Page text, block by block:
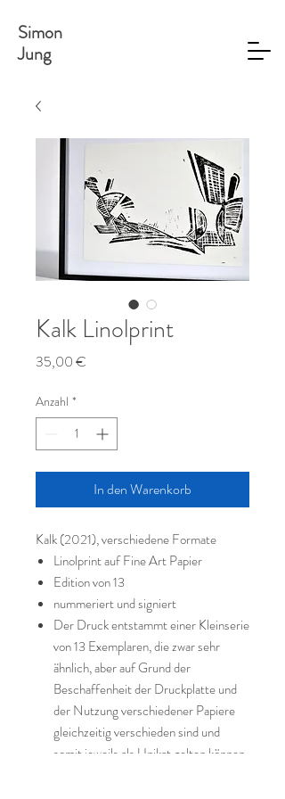
Simon
Jung
Kalk Linolprint
35,00 €
Anzahl *
In den Warenkorb
Kalk (2021), verschiedene Formate
Linolprint auf Fine Art Papier
Edition von 13
nummeriert und signiert
Der Druck entstammt einer Kleinserie
von 13 Exemplaren, die zwar sehr
ähnlich, aber auf Grund der
Beschaffenheit der Druckplatte und
der Nutzung verschiedener Papiere
gleichzeitig verschieden sind und
somit jeweils als Unikat gelten können